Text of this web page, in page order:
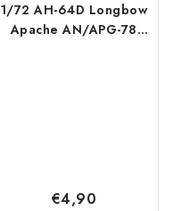
1/72 AH-64D Longbow
Apache AN/APG-78
€4,90